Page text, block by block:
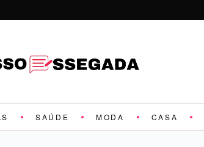
SAÚDE MODA CASA